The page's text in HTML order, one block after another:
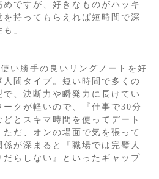
ですが、好きなものがハッキ
を持ってもらえれば短時間で深
」
い勝手の良いリングノートを好
間タイプ。短い時間で多くの
、決断力や瞬発力に長けてい
クが軽いので、『仕事で30分
とスキマ時間を使ってデート
だ、オンの場面で気を張って
が深まると『職場では完璧人
らしない』といったギャップ